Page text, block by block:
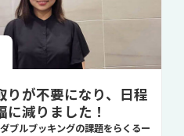
りが不要になり、日程
減りました！
ブルブッキングの課題をらくるー